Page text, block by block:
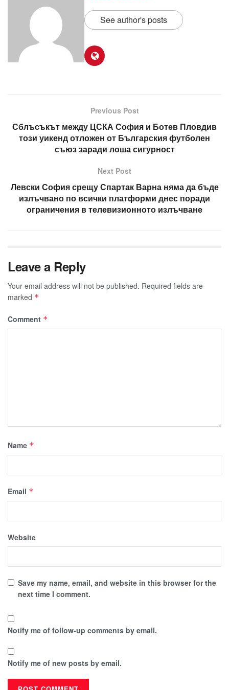
See author's posts
Previous Post
Сблъсъкът между ЦСКА София и Ботев Пловдив
този уикенд отложен от Българския футболен
съюз заради лоша сигурност
Next Post
Левски София срещу Спартак Варна няма да бъде
излъчвано по всички платформи днес поради
ограничения в телевизионното излъчване
Leave a Reply
Your email address will not be published. Required fields are
marked *
Comment *
Name *
Email *
Website
Save my name, email, and website in this browser for the
next time I comment.
Notify me of follow-up comments by email.
Notify me of new posts by email.